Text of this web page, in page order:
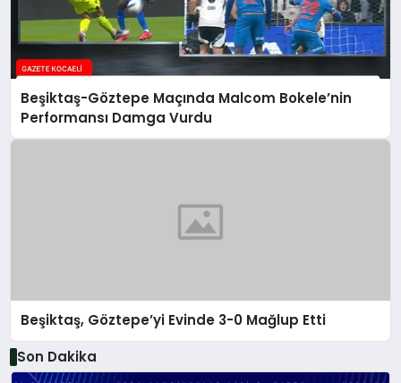
Beşiktaş-Göztepe Maçında Malcom Bokele’nin
Performansı Damga Vurdu
Beşiktaş, Göztepe’yi Evinde 3-0 Mağlup Etti
Son Dakika